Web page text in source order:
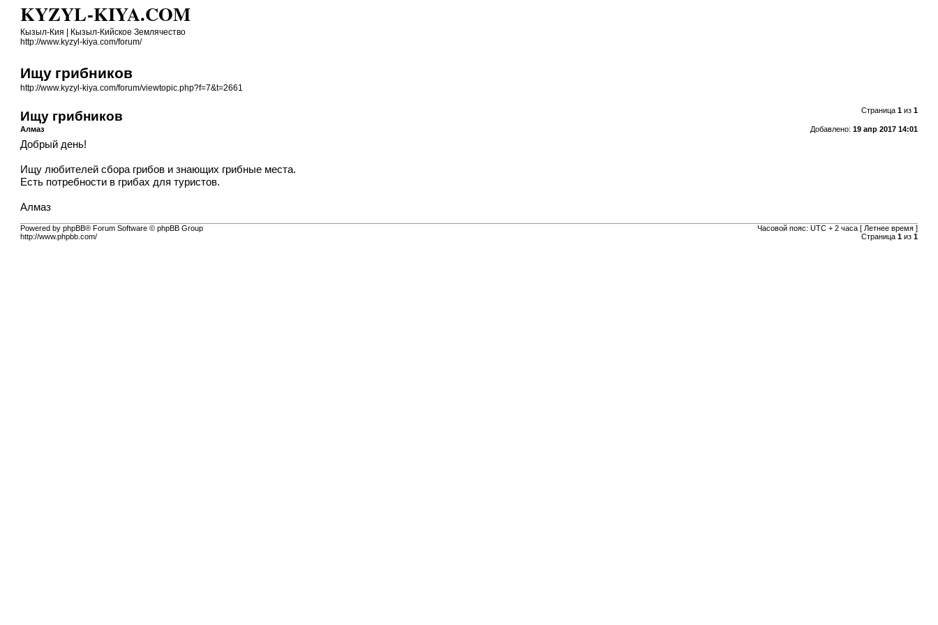
KYZYL-KIYA.COM
Кызыл-Кия | Кызыл-Кийское Землячество
http://www.kyzyl-kiya.com/forum/
Ищу грибников
http://www.kyzyl-kiya.com/forum/viewtopic.php?f=7&t=2661
Страница 1из 1
Ищу грибников
Добавлено: 19 апр 2017 14:01
Алмаз
Добрый день!
Ищу любителей сбора грибов и знающих грибные места.
Есть потребности в грибах для туристов.
Алмаз
Часовой пояс: UTC + 2 часа [ Летнее время ]
Страница 1из 1
Powered by phpBB® Forum Software © phpBB Group
http://www.phpbb.com/